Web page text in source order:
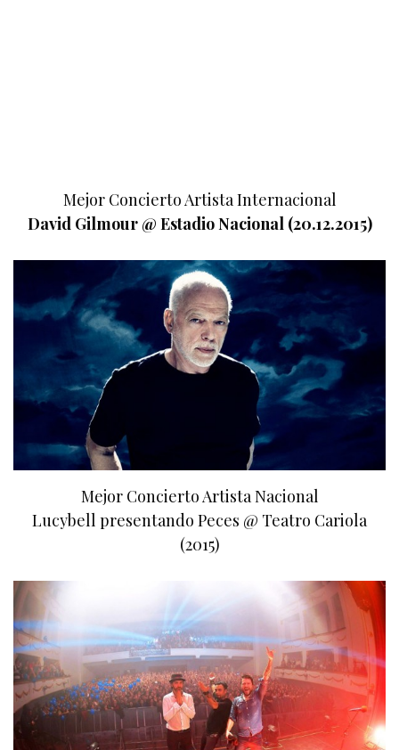
Mejor Concierto Artista Internacional
David Gilmour @ Estadio Nacional (20.12.2015)
Mejor Concierto Artista Nacional
Lucybell presentando Peces @ Teatro Cariola
(2015)